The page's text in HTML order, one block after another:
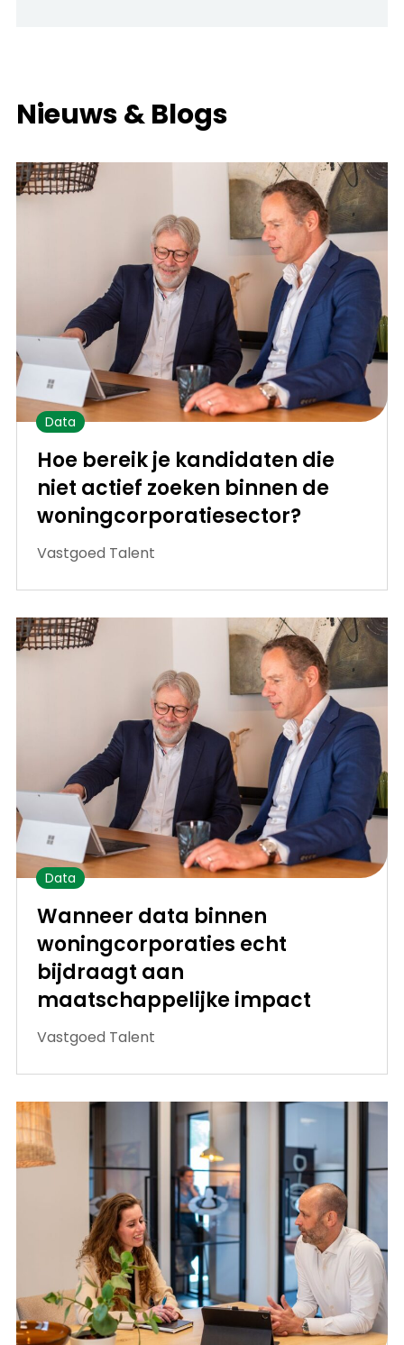
Nieuws & Blogs
Data
Hoe bereik je kandidaten die
niet actief zoeken binnen de
woningcorporatiesector?
Vastgoed Talent
Data
Wanneer data binnen
woningcorporaties echt
bijdraagt aan
maatschappelijke impact
Vastgoed Talent